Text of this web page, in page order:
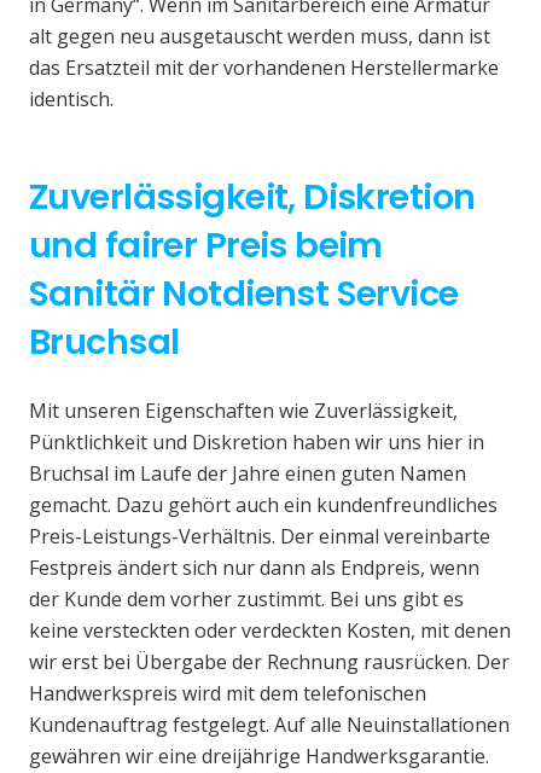
alt gegen neu ausgetauscht werden muss, dann ist
das Ersatzteil mit der vorhandenen Herstellermarke
identisch.
Zuverlässigkeit, Diskretion
und fairer Preis beim
Sanitär Notdienst Service
Bruchsal
Mit unseren Eigenschaften wie Zuverlässigkeit,
Pünktlichkeit und Diskretion haben wir uns hier in
Bruchsal im Laufe der Jahre einen guten Namen
gemacht. Dazu gehört auch ein kundenfreundliches
Preis-Leistungs-Verhältnis. Der einmal vereinbarte
Festpreis ändert sich nur dann als Endpreis, wenn
der Kunde dem vorher zustimmt. Bei uns gibt es
keine versteckten oder verdeckten Kosten, mit denen
wir erst bei Übergabe der Rechnung rausrücken. Der
Handwerkspreis wird mit dem telefonischen
Kundenauftrag festgelegt. Auf alle Neuinstallationen
gewähren wir eine dreijährige Handwerksgarantie.